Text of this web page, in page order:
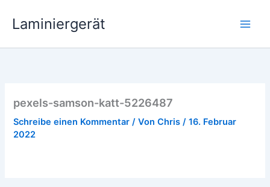
InhaltLaminiergerät
pexels-samson-katt-5226487
Schreibe einen Kommentar / VonChris/16. Februar
2022